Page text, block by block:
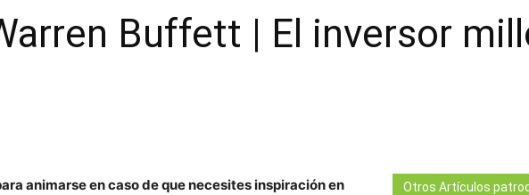
Buffett | El inversor
animarse en caso de que necesites inspiración en
Otros Artículos